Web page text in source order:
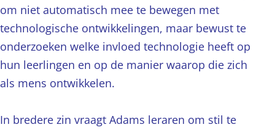
om niet automatisch mee te bewegen met
technologische ontwikkelingen, maar bewust te
onderzoeken welke invloed technologie heeft op
hun leerlingen en op de manier waarop die zich
als mens ontwikkelen.
In bredere zin vraagt Adams leraren om stil te